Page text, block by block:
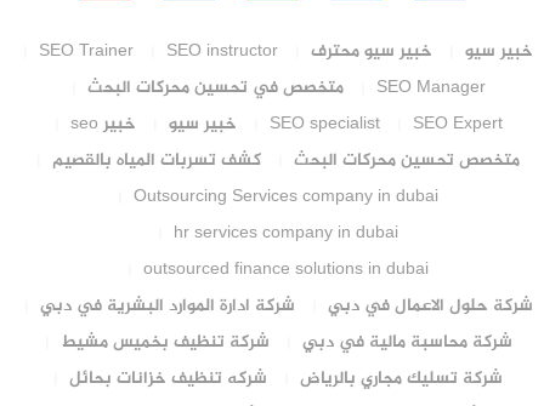
خبير سيو خبير سيو محترف SEO instructor
SEO Trainer
SEO Manager
متخصص في تحسين محركات البحث
SEO Expert
SEO specialist خبير سيو
خبير seo
متخصص تحسين محركات البحث
كشف تسربات المياه بالقصيم
Outsourcing Services company in dubai
hr services company in dubai
outsourced finance solutions in dubai
شركة حلول الاعمال في دبي
شركة ادارة الموارد البشرية في دبي
شركة محاسبة مالية في دبي
شركة تنظيف بخميس مشيط
شركة تسليك مجاري بالرياض
شركه تنظيف خزانات بحائل